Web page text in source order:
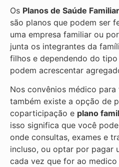
Os Planos de Saúde
são planos que podem ser
uma empresa familiar ou
junta os integrantes da
filhos e dependendo do
podem acrescentar
Nos convênios médico
também existe a opção de
coparticipação e plano
isso significa que você
onde consultas, exames e
incluso, ou optar por pagar
cada vez que for ao medico